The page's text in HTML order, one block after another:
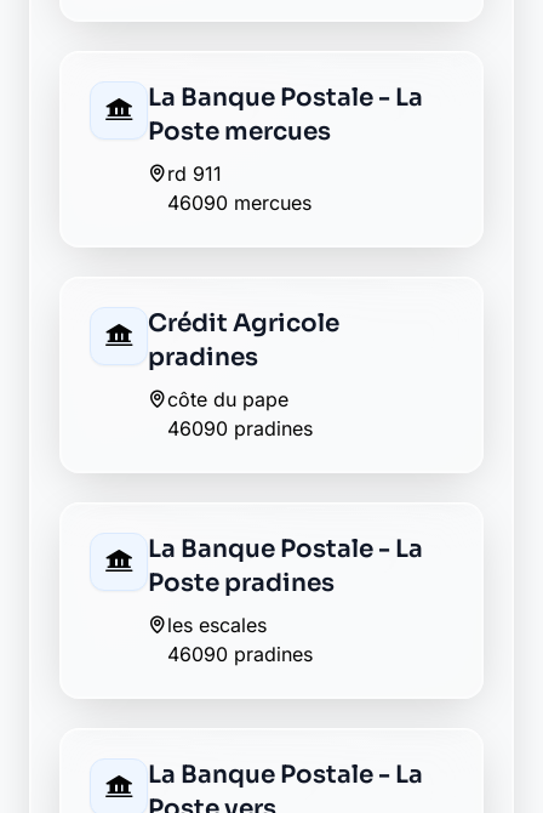
La Banque Postale - La
Poste mercues
rd 911
46090 mercues
Crédit Agricole
pradines
côte du pape
46090 pradines
La Banque Postale - La
Poste pradines
les escales
46090 pradines
La Banque Postale - La